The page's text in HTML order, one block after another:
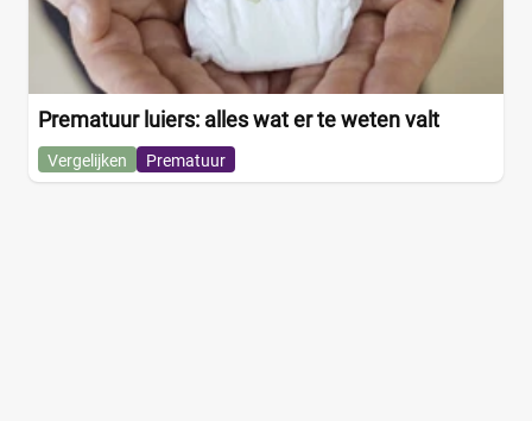
Prematuur luiers: alles wat er te weten valt
Vergelijken Prematuur